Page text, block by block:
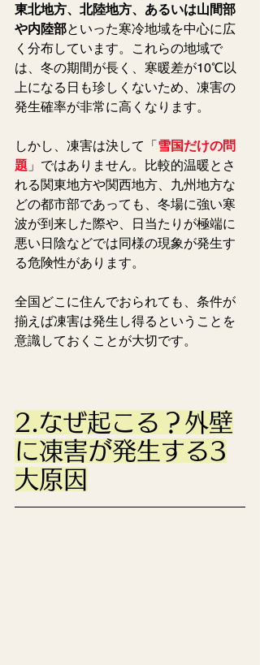
東北地方、北陸地方、あるいは山間部
や内陸部といった寒冷地域を中心に広
く分布しています。これらの地域で
は、冬の期間が長く、寒暖差が10℃以
上になる日も珍しくないため、凍害の
発生確率が非常に高くなります。
しかし、凍害は決して「雪国だけの問
題 」ではありません。比較的温暖とさ
れる関東地方や関西地方、九州地方な
どの都市部であっても、冬場に強い寒
波が到来した際や、日当たりが極端に
悪い日陰などでは同様の現象が発生す
る危険性があります。
全国どこに住んでおられても、条件が
揃えば凍害は発生し得るということを
意識しておくことが大切です。
2.なぜ起こる？外壁
に凍害が発生する3
大原因